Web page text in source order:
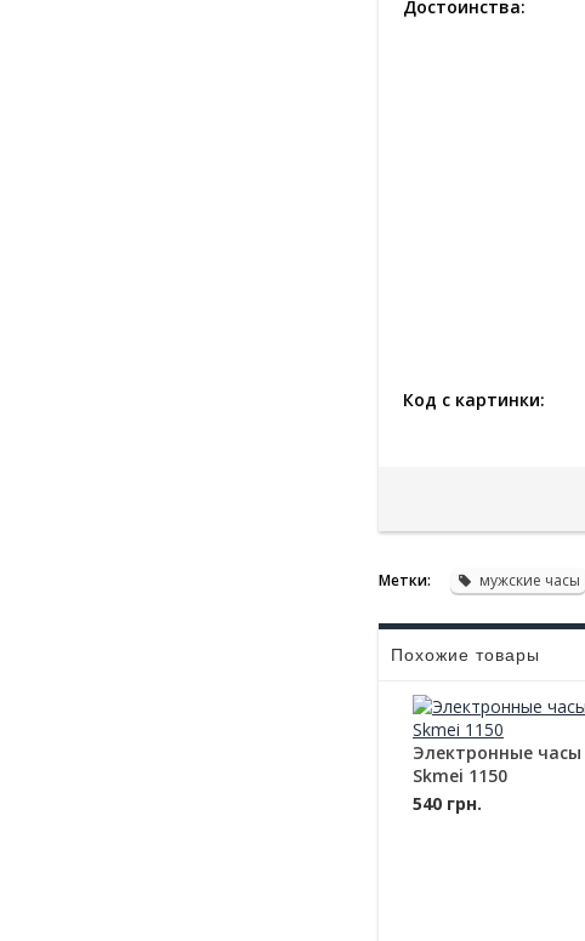
Достоинства:
Код с картинки:
Метки: мужские часы
Похожие товары
Электронные часы
Skmei 1150
540 грн.